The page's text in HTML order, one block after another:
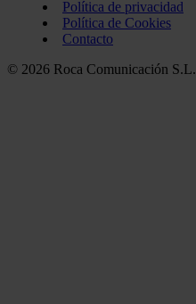
Política de privacidad
Política de Cookies
Contacto
© 2026 Roca Comunicación S.L.